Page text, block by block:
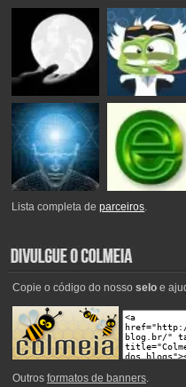
Lista completa deparceiros.
Copie o código do nosso seloe
Outros formatos de banners.